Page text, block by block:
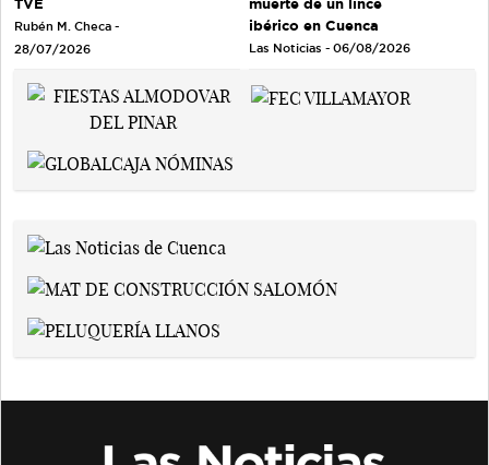
Rubén M. Checa -
28/07/2026
muerte de un lince
ibérico en Cuenca
Las Noticias - 06/08/2026